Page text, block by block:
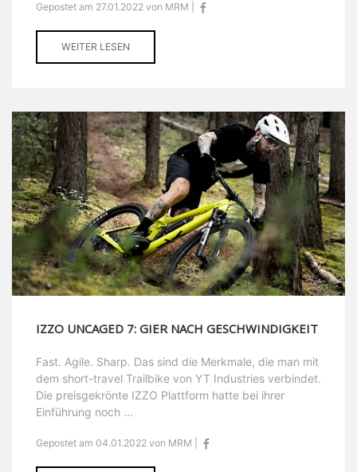
Gepostet am 27.01.2022 von MRM |
WEITER LESEN
IZZO UNCAGED 7: GIER NACH GESCHWINDIGKEIT
Fast. Agile. Sharp. Das sind die Merkmale, die man mit
dem short-travel Trailbike von YT Industries verbindet.
Die preisgekrönte IZZO Plattform hatte bei ihrer
Einführung noch ...
Gepostet am 04.01.2022 von MRM |